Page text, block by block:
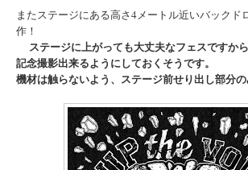
またステージにある高さ4メートル近いバックド
作！
ステージに上がっても大丈夫なフェスですか
記念撮影出来るようにしておくそうです。
機材は触らないよう、ステージ前せり出し部分